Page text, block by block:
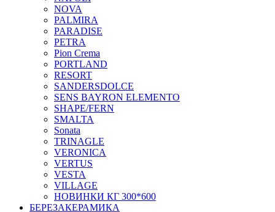
NOVA
PALMIRA
PARADISE
PETRA
Pion Crema
PORTLAND
RESORT
SANDERSDOLCE
SENS BAYRON ELEMENTO
SHAPE/FERN
SMALTA
Sonata
TRINAGLE
VERONICA
VERTUS
VESTA
VILLAGE
НОВИНКИ КГ 300*600
БЕРЕЗАКЕРАМИКА